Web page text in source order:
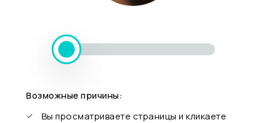
Возможные причины:
Вы просматриваете страницы и кликаете